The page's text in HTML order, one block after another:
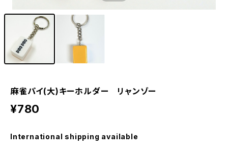
麻雀パイ(大)キーホルダー リャンゾー
¥780
International shipping available